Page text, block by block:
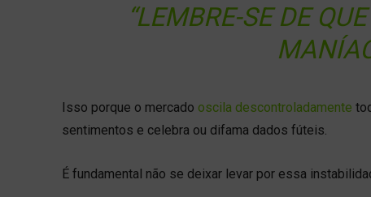
“LEMBRE-SE DE
Isso porque o mercado oscila descontroladamente
sentimentos e celebra ou difama dados fúteis.
É fundamental não se deixar levar por essa